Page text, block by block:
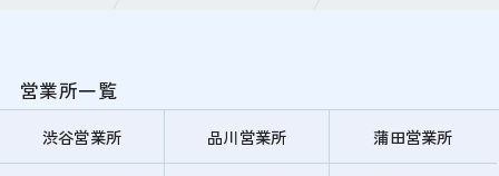
営業所一覧
渋谷営業所 品川営業所 蒲田営業所